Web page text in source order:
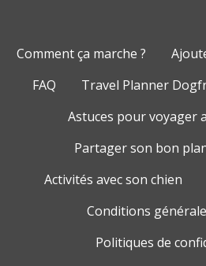
Comment ça marche ?
FAQ
Travel Planner
Astuces pour voyager
Partager son bon
Activités avec son chien
Conditions
Politiques de